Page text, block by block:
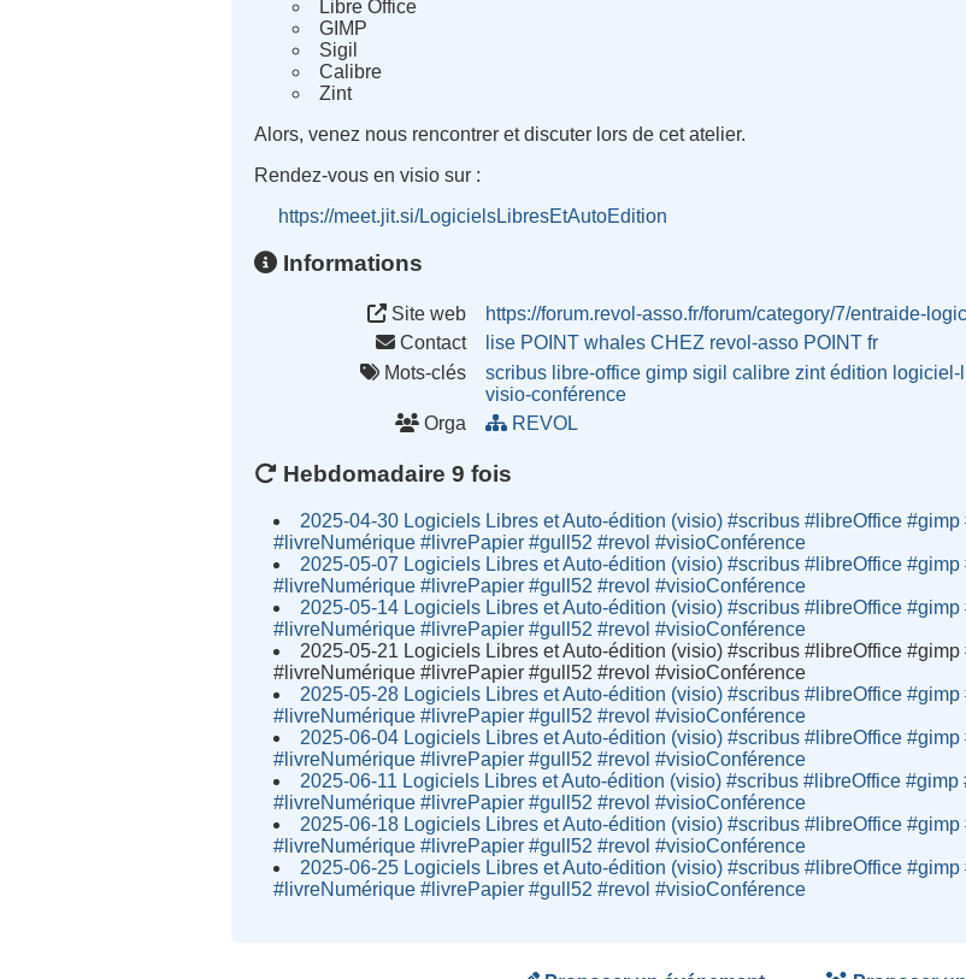
Libre Office
GIMP
Sigil
Calibre
Zint
Alors, venez nous rencontrer et discuter lors de cet atelier.
Rendez-vous en visio sur :
https://meet.jit.si/LogicielsLibresEtAutoEdition
Informations
Site web
https://forum.revol-asso.fr/forum/category/7/entraide-
Contact
lise POINT whales CHEZ revol-asso POINT fr
Mots-clés
scribus libre-office gimp sigil calibre zint édition logiciel-
visio-conférence
Orga
REVOL
Hebdomadaire 9 fois
2025-04-30 Logiciels Libres et Auto-édition (visio) #scribus #libreOffice
#livreNumérique #livrePapier #gull52 #revol #visioConférence
2025-05-07 Logiciels Libres et Auto-édition (visio) #scribus #libreOffice
#livreNumérique #livrePapier #gull52 #revol #visioConférence
2025-05-14 Logiciels Libres et Auto-édition (visio) #scribus #libreOffice
#livreNumérique #livrePapier #gull52 #revol #visioConférence
2025-05-21 Logiciels Libres et Auto-édition (visio) #scribus #libreOffice
#livreNumérique #livrePapier #gull52 #revol #visioConférence
2025-05-28 Logiciels Libres et Auto-édition (visio) #scribus #libreOffice
#livreNumérique #livrePapier #gull52 #revol #visioConférence
2025-06-04 Logiciels Libres et Auto-édition (visio) #scribus #libreOffice
#livreNumérique #livrePapier #gull52 #revol #visioConférence
2025-06-11 Logiciels Libres et Auto-édition (visio) #scribus #libreOffice
#livreNumérique #livrePapier #gull52 #revol #visioConférence
2025-06-18 Logiciels Libres et Auto-édition (visio) #scribus #libreOffice
#livreNumérique #livrePapier #gull52 #revol #visioConférence
2025-06-25 Logiciels Libres et Auto-édition (visio) #scribus #libreOffice
#livreNumérique #livrePapier #gull52 #revol #visioConférence